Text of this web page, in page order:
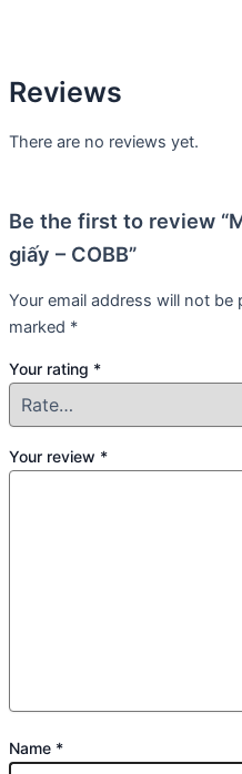
Reviews
There are no reviews yet.
Be the first to review
giấy – COBB”
Your email address will not be
marked *
Your rating *
Your review *
Name *